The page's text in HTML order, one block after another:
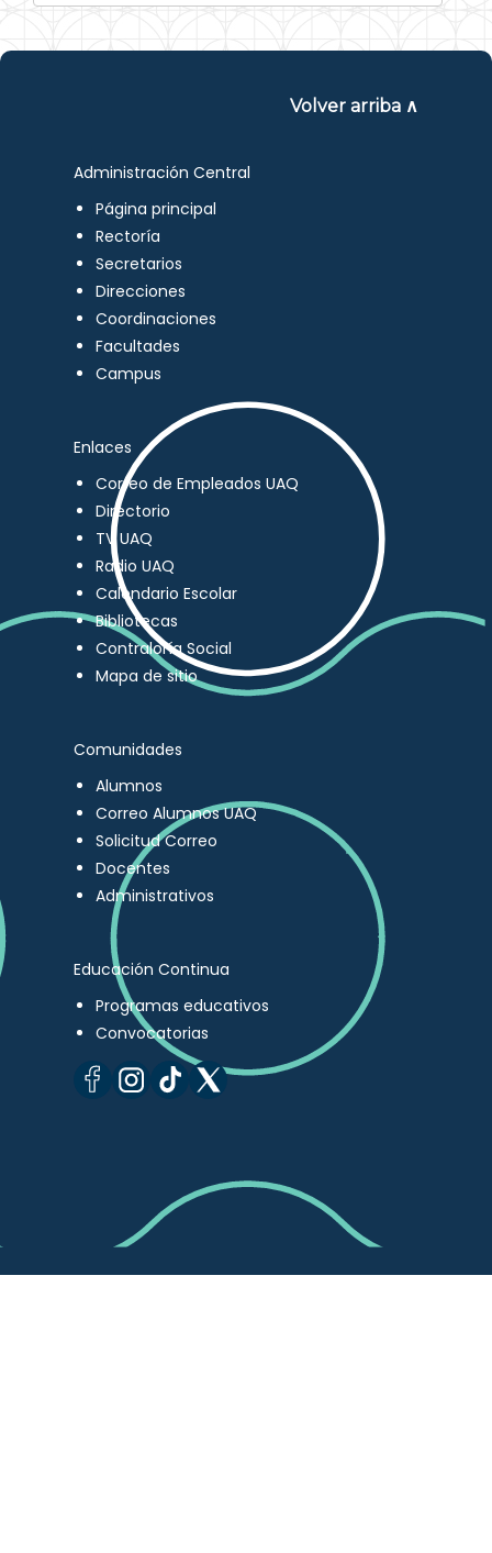
Volver arriba ∧
Administración Central
Página principal
Rectoría
Secretarios
Direcciones
Coordinaciones
Facultades
Campus
Enlaces
Correo de Empleados UAQ
Directorio
TV UAQ
Radio UAQ
Calendario Escolar
Bibliotecas
Contraloría Social
Mapa de sitio
Comunidades
Alumnos
Correo Alumnos UAQ
Solicitud Correo
Docentes
Administrativos
Educación Continua
Programas educativos
Convocatorias